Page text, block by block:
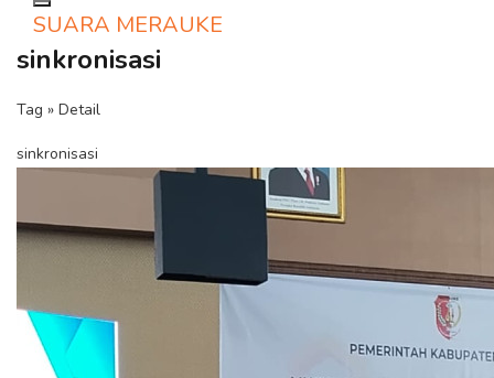
Toggle navigation
SUARA MERAUKE
sinkronisasi
Tag » Detail
sinkronisasi